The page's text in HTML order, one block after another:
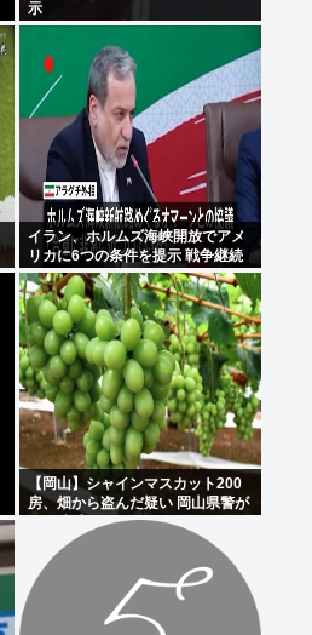
示
イラン、ホルムズ海峡開放でアメ
リカに6つの条件を提示 戦争継続
へ
【岡山】シャインマスカット200
房、畑から盗んだ疑い 岡山県警が